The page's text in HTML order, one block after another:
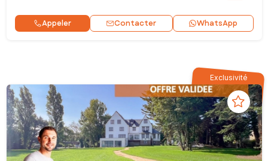
Appeler Contacter WhatsApp
Exclusivité